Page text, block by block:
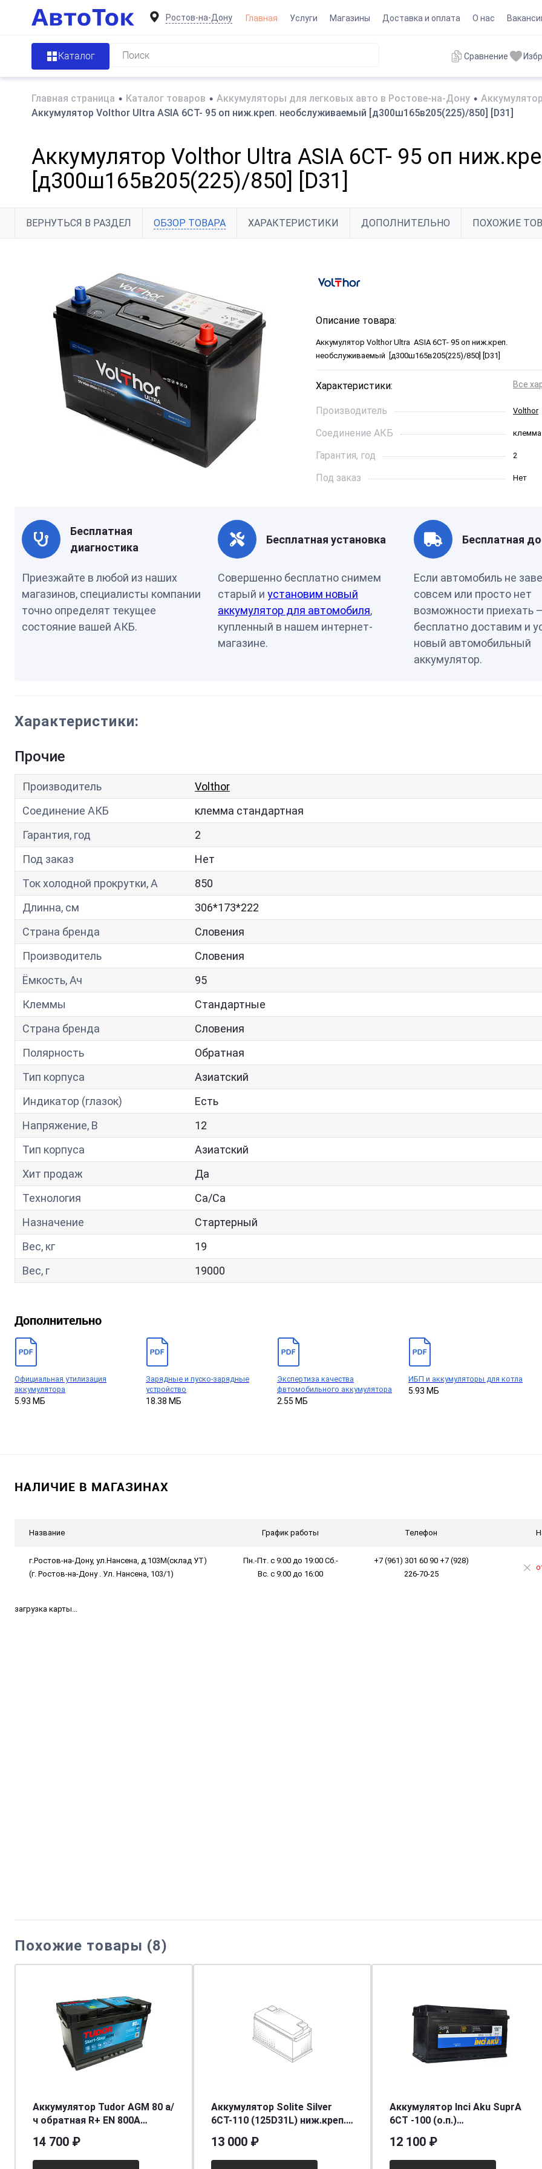
Ростов-на-Дону Главная Услуги Магазины Доставка и оплата О нас
Каталог Сравнение
Главная страница • Каталог товаров • Аккумуляторы для легковых авто в Ростове-на-Дону •
Аккумулятор Volthor Ultra ASIA 6СТ- 95 оп ниж.креп. необслуживаемый [д300ш165в205(225)/850] [D31]
Аккумулятор Volthor Ultra ASIA 6СТ- 95 оп
[д300ш165в205(225)/850] [D31]
ВЕРНУТЬСЯ В РАЗДЕЛ ОБЗОР ТОВАРА ХАРАКТЕРИСТИКИ ДОПОЛНИТЕЛЬНО ПОХОЖИЕ
Описание товара:
Аккумулятор Volthor Ultra ASIA 6СТ- 95 оп ниж.креп.
необслуживаемый [д300ш165в205(225)/850] [D31]
Характеристики: Все
Производитель Volthor
Соединение АКБ клемма
Гарантия, год 2
Под заказ Нет
Страна бренда
Бесплатная
диагностика
Приезжайте в любой из наших
магазинов, специалисты компании
точно определят текущее
состояние вашей АКБ.
Бесплатная установка
Совершенно бесплатно снимем
старый и установим новый
аккумулятор для автомобиля,
купленный в нашем интернет-
магазине.
Бесплатная
Если автомобиль не
совсем или просто нет
возможности приехать
бесплатно доставим и
новый автомобильный
аккумулятор.
Характеристики:
Прочие
Производитель
Volthor
Соединение АКБ
клемма стандартная
Гарантия, год
2
Под заказ
Нет
Ток холодной прокрутки, A
850
Длинна, см
306*173*222
Страна бренда
Словения
Производитель
Словения
Ёмкость, Ач
95
Клеммы
Стандартные
Страна бренда
Словения
Полярность
Обратная
Тип корпуса
Азиатский
Индикатор (глазок)
Есть
Напряжение, В
12
Тип корпуса
Азиатский
Хит продаж
Да
Технология
Са/Са
Назначение
Стартерный
Вес, кг
19
Вес, г
19000
Дополнительно
Официальная утилизация
аккумулятора
5.93 МБ
Зарядные и пуско-зарядные
устройство
18.38 МБ
Экспертиза качества
фвтомобильного аккумулятора
2.55 МБ
ИБП и аккумуляторы для котла
5.93 МБ
НАЛИЧИЕ В МАГАЗИНАХ
Название График работы Телефон
г.Ростов-на-Дону, ул.Нансена, д.103М(склад УТ)
(г. Ростов-на-Дону . Ул. Нансена, 103/1)
Пн.-Пт. с 9:00 до 19:00 Сб.-
Вс. с 9:00 до 16:00
+7 (961) 301 60 90 +7 (928)
226-70-25
загрузка карты...
Похожие товары (8)
Аккумулятор Tudor AGM 80 а/
ч обратная R+ EN 800A
14 700 ₽
Аккумулятор Solite Silver
6СТ-110 (125D31L) ниж.креп.
13 000 ₽
Аккумулятор Inci Aku SuprA
6СТ -100 (о.п.)
12 100 ₽